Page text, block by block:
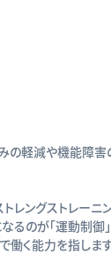
の軽減や機能障
レングストレーニ
のが「運動制御
く能力を指します